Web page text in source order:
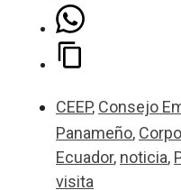
CEEP, Consejo
Panameño,
Ecuador, noticia,
visita